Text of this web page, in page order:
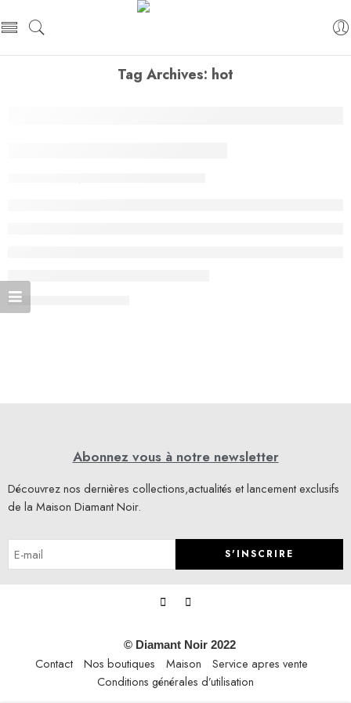
Tag Archives: hot
Lorem ipsum dosectetur adipisicing elit, sed do.Lorem ipsum dolor
Mauris elementum accumsan leo vel tempor. Sit amet cursus nisl
aliquam. Aliquam et elit eu nunc rhoncus viverra quis at felis. Be who
you are and say what you feel, because those who mind don’t matter,
CONTINUE READING ➞
Abonnez vous à notre newsletter
Découvrez nos dernières collections,actualités et lancement exclusifs
de la Maison Diamant Noir.
S'INSCRIRE
© Diamant Noir 2022
Contact Nos boutiques Maison
Service apres vente
Conditions générales d’utilisation